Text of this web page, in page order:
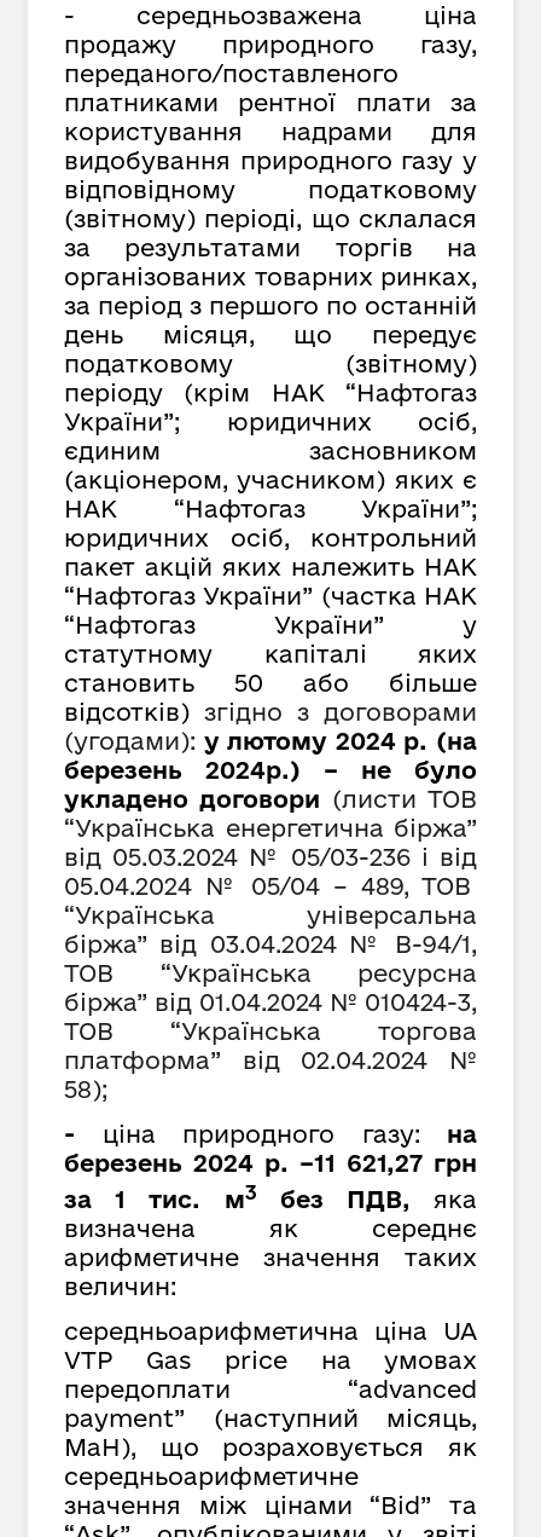
- середньозважена ціна
продажу природного газу,
переданого/поставленого
платниками рентної плати за
користування надрами для
видобування природного газу у
відповідному податковому
(звітному) періоді, що склалася
за результатами торгів на
організованих товарних ринках,
за період з першого по останній
день місяця, що передує
податковому (звітному)
періоду (крім НАК “Нафтогаз
України”; юридичних осіб,
єдиним засновником
(акціонером, учасником) яких є
НАК “Нафтогаз України”;
юридичних осіб, контрольний
пакет акцій яких належить НАК
“Нафтогаз України” (частка НАК
“Нафтогаз України” у
статутному капіталі яких
становить 50 або більше
відсотків) згідно з договорами
(угодами): у лютому 2024 р. (на
березень 2024р.) – не було
укладено договори (листи ТОВ
“Українська енергетична біржа”
від 05.03.2024 № 05/03-236 і від
05.04.2024 №
05/04 – 489, ТОВ
“Українська універсальна
біржа” від 03.04.2024 № В-94/1,
ТОВ “Українська ресурсна
біржа” від 01.04.2024 № 010424-3,
ТОВ “Українська торгова
платформа” від 02.04.2024 №
58);
- ціна природного газу: на
березень 2024 р. –11 621,27 грн
за 1 тис. м3 без ПДВ, яка
визначена як середнє
арифметичне значення таких
величин:
середньоарифметична ціна UA
VTP Gas price на умовах
передоплати “advanced
payment” (наступний місяць,
MaH), що розраховується як
cередньоарифметичне
значення між цінами “Bid” та